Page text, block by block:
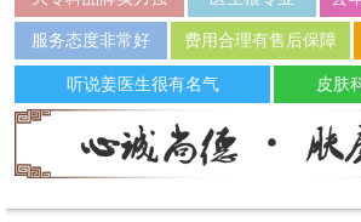
服务态度非常好 费用合理有售后保障
听说姜医生很有名气 皮肤